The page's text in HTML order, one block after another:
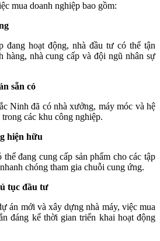
mua doanh nghiệp bao gồm:
đang hoạt động, nhà đầu tư có thể tận
hàng, nhà cung cấp và đội ngũ nhân sự
sẵn có
Ninh đã có nhà xưởng, máy móc và hệ
các khu công nghiệp.
hiện hữu
đang cung cấp sản phẩm cho các tập
chóng tham gia chuỗi cung ứng.
tục đầu tư
án mới và xây dựng nhà máy, việc mua
đáng kể thời gian triển khai hoạt động